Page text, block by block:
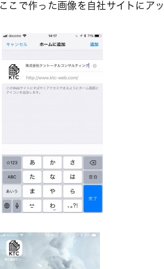
ここで作った画像を自社サイトにア